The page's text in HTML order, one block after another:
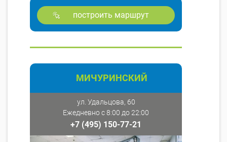
построить маршрут
МИЧУРИНСКИЙ
ул. Удальцова, 60
Ежедневно с 8:00 до 22:00
+7 (495) 150-77-21